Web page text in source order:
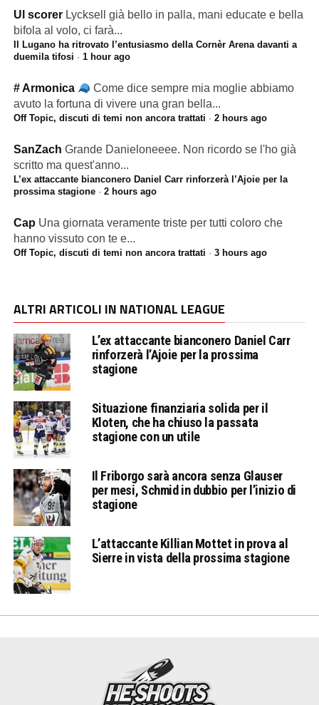
Ul scorer Lycksell già bello in palla, mani educate e bella
bifola al volo, ci farà...
Il Lugano ha ritrovato l’entusiasmo della Cornèr Arena davanti a
duemila tifosi · 1 hour ago
# Armonica
Come dice sempre mia moglie abbiamo
avuto la fortuna di vivere una gran bella...
Off Topic, discuti di temi non ancora trattati · 2 hours ago
SanZach Grande Danieloneeee. Non ricordo se l'ho già
scritto ma quest'anno...
L’ex attaccante bianconero Daniel Carr rinforzerà l’Ajoie per la
prossima stagione· 2 hours ago
Cap Una giornata veramente triste per tutti coloro che
hanno vissuto con te e...
Off Topic, discuti di temi non ancora trattati · 3 hours ago
ALTRI ARTICOLI IN NATIONAL LEAGUE
L’ex attaccante bianconero Daniel Carr
rinforzerà l’Ajoie per la prossima
stagione
Situazione finanziaria solida per il
Kloten, che ha chiuso la passata
stagione con un utile
Il Friborgo sarà ancora senza Glauser
per mesi, Schmid in dubbio per l’inizio di
stagione
L’attaccante Killian Mottet in prova al
Sierre in vista della prossima stagione